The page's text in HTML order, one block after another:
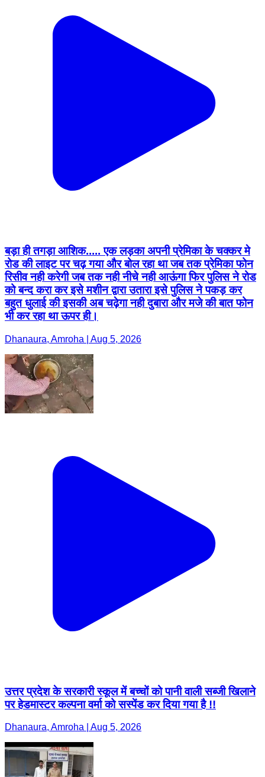
बड़ा ही तगड़ा आशिक..... एक लड़का अपनी प्रेमिका के चक्कर मे
रोड की लाइट पर चढ़ गया और बोल रहा था जब तक प्रेमिका फोन
रिसीव नही करेगी जब तक नही नीचे नही आऊंगा फिर पुलिस ने रोड
को बन्द करा कर इसे मशीन द्वारा उतारा इसे पुलिस ने पकड़ कर
बहुत धुलाई की इसकी अब चढ़ेगा नही दुबारा और मजे की बात फोन
भी कर रहा था ऊपर ही।
Dhanaura, Amroha | Aug 5, 2026
उत्तर प्रदेश के सरकारी स्कूल में बच्चों को पानी वाली सब्जी खिलाने
पर हेडमास्टर कल्पना वर्मा को सस्पेंड कर दिया गया है !!
Dhanaura, Amroha | Aug 5, 2026